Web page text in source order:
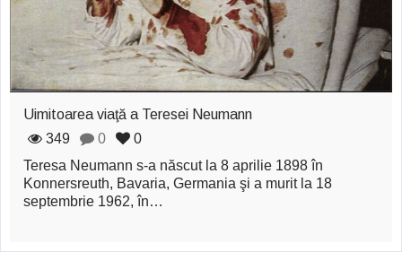
Magia în Thailanda
Madona lacrimilor
din Siracusa
Uimitoarea viaţă a
Teresei Neumann
Derba, un oraş
Uimitoarea viaţă a Teresei Neumann
349
0
0
Teresa Neumann s-a născut la 8 aprilie 1898 în
Konnersreuth, Bavaria, Germania şi a murit la 18
septembrie 1962, în…